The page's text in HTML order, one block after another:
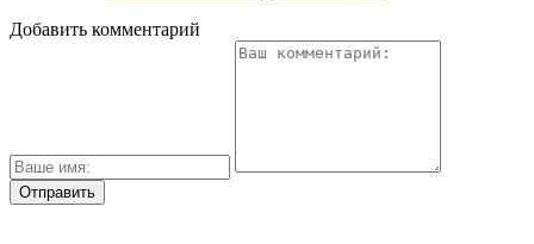
Добавить комментарий